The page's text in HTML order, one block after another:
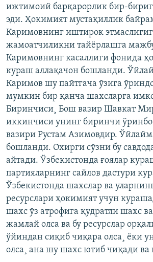
ижтимоий барқарорлик бир-
эди. Ҳокимият мустақиллик
Каримовнинг иштирок
жамоатчиликни тайëрлашга
Каримовнинг касаллиги фонида
кураш аллақачон бошланди.
Каримов шу пайтгача ўзига
мумкин бир қанча шахсларга
Биринчиси¸ Бош вазир Шавкат
иккинчиси унинг биринчи
вазири Рустам Азимовдир.
бошланди. Охирги сўзни бу
айтади. Ўзбекистонда ғоялар
партияларнинг сайлов дастури
Ўзбекистонда шахслар ва
ресурслари ҳокимият учун
шахс ўз атрофига қудратли шахс
жамлай олса ва бу ресурслар
ўйиндан сиқиб чиқара олса¸ ëки
олса¸ ана шу шахс ютиб чиқади ва